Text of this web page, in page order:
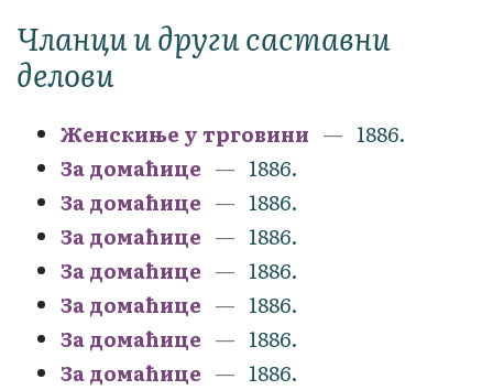
Чланци и други саставни
делови
Женскиње у трговини
1886.
За домаћице
1886.
За домаћице
1886.
За домаћице
1886.
За домаћице
1886.
За домаћице
1886.
За домаћице
1886.
За домаћице
1886.